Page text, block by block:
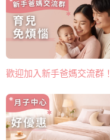
歡迎加入新手爸媽交流群！